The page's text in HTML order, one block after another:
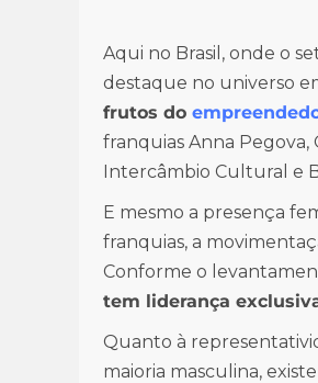
Aqui no Brasil, onde o
destaque no universo
frutos do
franquias Anna Pegova,
Intercâmbio Cultural e
E mesmo a presença
franquias, a
Conforme o
tem liderança
Quanto à
maioria masculina,